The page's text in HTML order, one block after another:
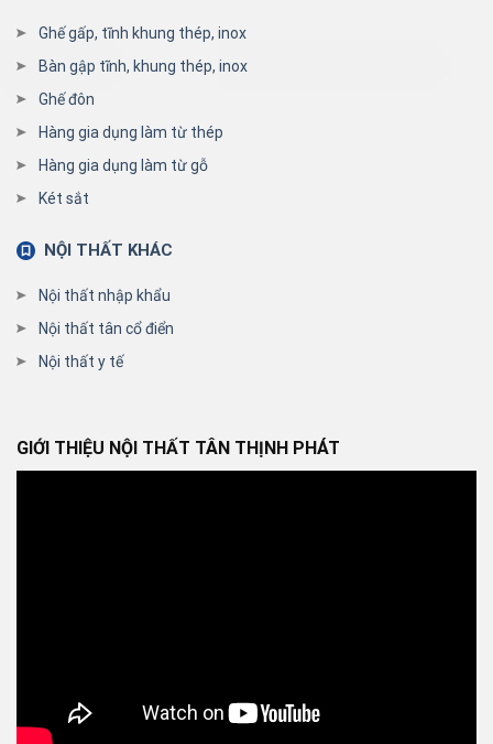
Ghế gấp, tĩnh khung thép, inox
Bàn gập tĩnh, khung thép, inox
Ghế đôn
Hàng gia dụng làm từ thép
Hàng gia dụng làm từ gỗ
Két sắt
NỘI THẤT KHÁC
Nội thất nhập khẩu
Nội thất tân cổ điển
Nội thất y tế
GIỚI THIỆU NỘI THẤT TÂN THỊNH PHÁT